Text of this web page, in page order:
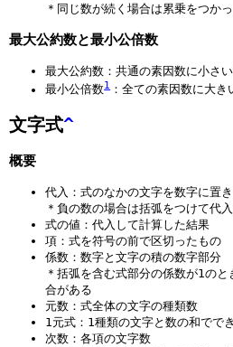
＊同じ数が続く場合は累乗をつか
最大公約数と最小公倍数
最大公約数：共通の素因数に小さ
最小公倍数1：全ての素因数に大き
文字式^
概要
代入：式のなかの文字を数字に置
＊負の数の場合は括弧をつけて代
式の値：代入して計算した結果
項：式を符号の前で区切ったもの
係数：数字と文字の積の数字部分
＊括弧を含む式部分の係数が1の
合がある
元数：式全体の文字の種類数
1元式：1種類の文字と数の和でで
次数：各項の文字数